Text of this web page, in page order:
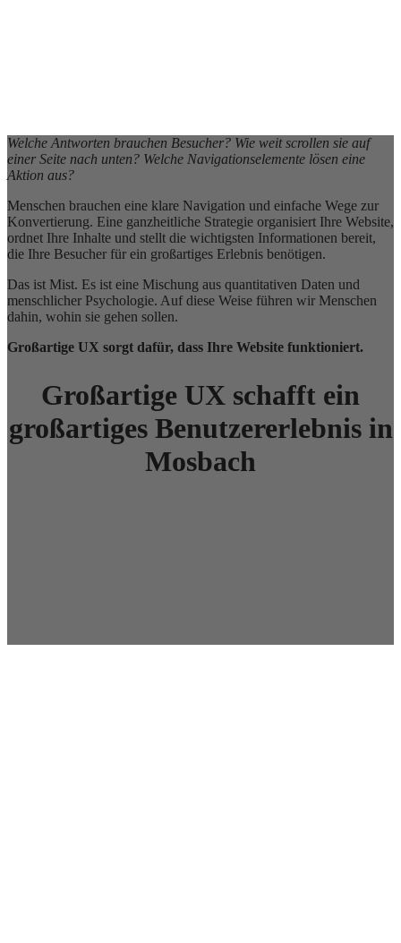
Welche Antworten brauchen Besucher? Wie weit scrollen sie auf
einer Seite nach unten? Welche Navigationselemente lösen eine
Aktion aus?
Menschen brauchen eine klare Navigation und einfache Wege zur
Konvertierung. Eine ganzheitliche Strategie organisiert Ihre Website,
ordnet Ihre Inhalte und stellt die wichtigsten Informationen bereit,
die Ihre Besucher für ein großartiges Erlebnis benötigen.
Das ist Mist. Es ist eine Mischung aus quantitativen Daten und
menschlicher Psychologie. Auf diese Weise führen wir Menschen
dahin, wohin sie gehen sollen.
Großartige UX sorgt dafür, dass Ihre Website funktioniert.
Großartige UX schafft ein
großartiges Benutzererlebnis in
Mosbach